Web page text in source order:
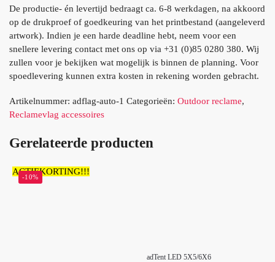
De productie- én levertijd bedraagt ca. 6-8 werkdagen, na akkoord
op de drukproef of goedkeuring van het printbestand (aangeleverd
artwork). Indien je een harde deadline hebt, neem voor een
snellere levering contact met ons op via +31 (0)85 0280 380. Wij
zullen voor je bekijken wat mogelijk is binnen de planning. Voor
spoedlevering kunnen extra kosten in rekening worden gebracht.
Artikelnummer: adflag-auto-1 Categorieën: Outdoor reclame,
Reclamevlag accessoires
Gerelateerde producten
-10%
ACTIEKORTING!!!
adTent LED 5X5/6X6